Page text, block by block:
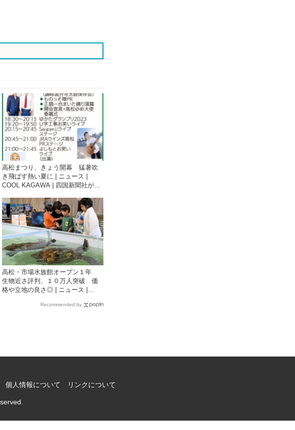
高松まつり、きょう開幕 猛暑吹
き飛ばす熱い夏に | ニュース |
COOL KAGAWA | 四国新聞社が提
高松・市場水族館オープン１年
生物近さ評判、１０万人突破 価
格や立地の良さ◎ | ニュース |
供する香川の観光情報サイト
Recommended by
個人情報について リンクについて